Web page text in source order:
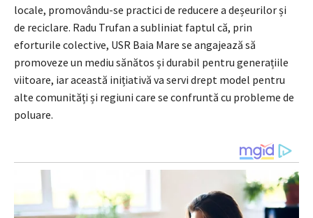
locale, promovându-se practici de reducere a deșeurilor și
de reciclare. Radu Trufan a subliniat faptul că, prin
eforturile colective, USR Baia Mare se angajează să
promoveze un mediu sănătos și durabil pentru generațiile
viitoare, iar această inițiativă va servi drept model pentru
alte comunități și regiuni care se confruntă cu probleme de
poluare.